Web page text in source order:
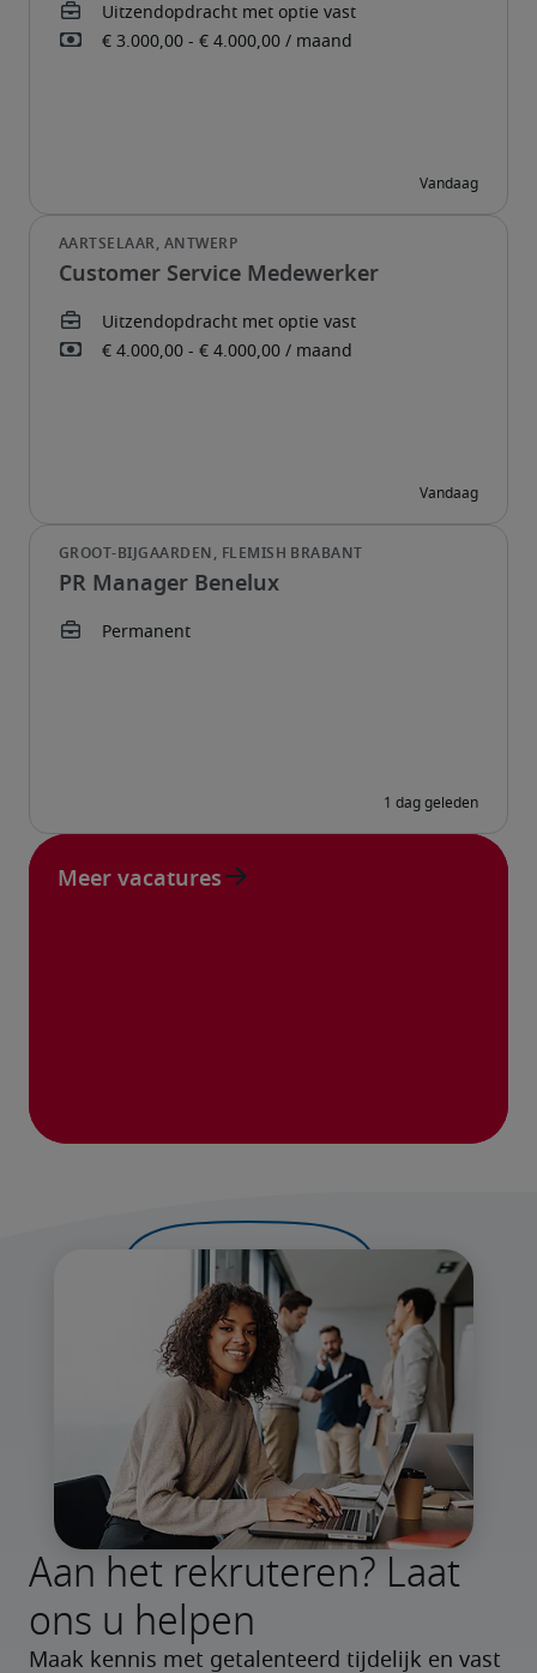
Customer Service Medewerker
PR Manager Benelux
Meer vacatures
Aan het rekruteren? Laat
ons u helpen
Maak kennis met getalenteerd tijdelijk en vast